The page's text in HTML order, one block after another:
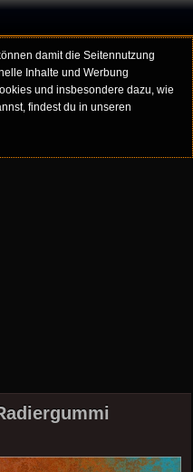
damit die Seitennutzung
Inhalte und Werbung
und insbesondere dazu, wie
findest du in unseren